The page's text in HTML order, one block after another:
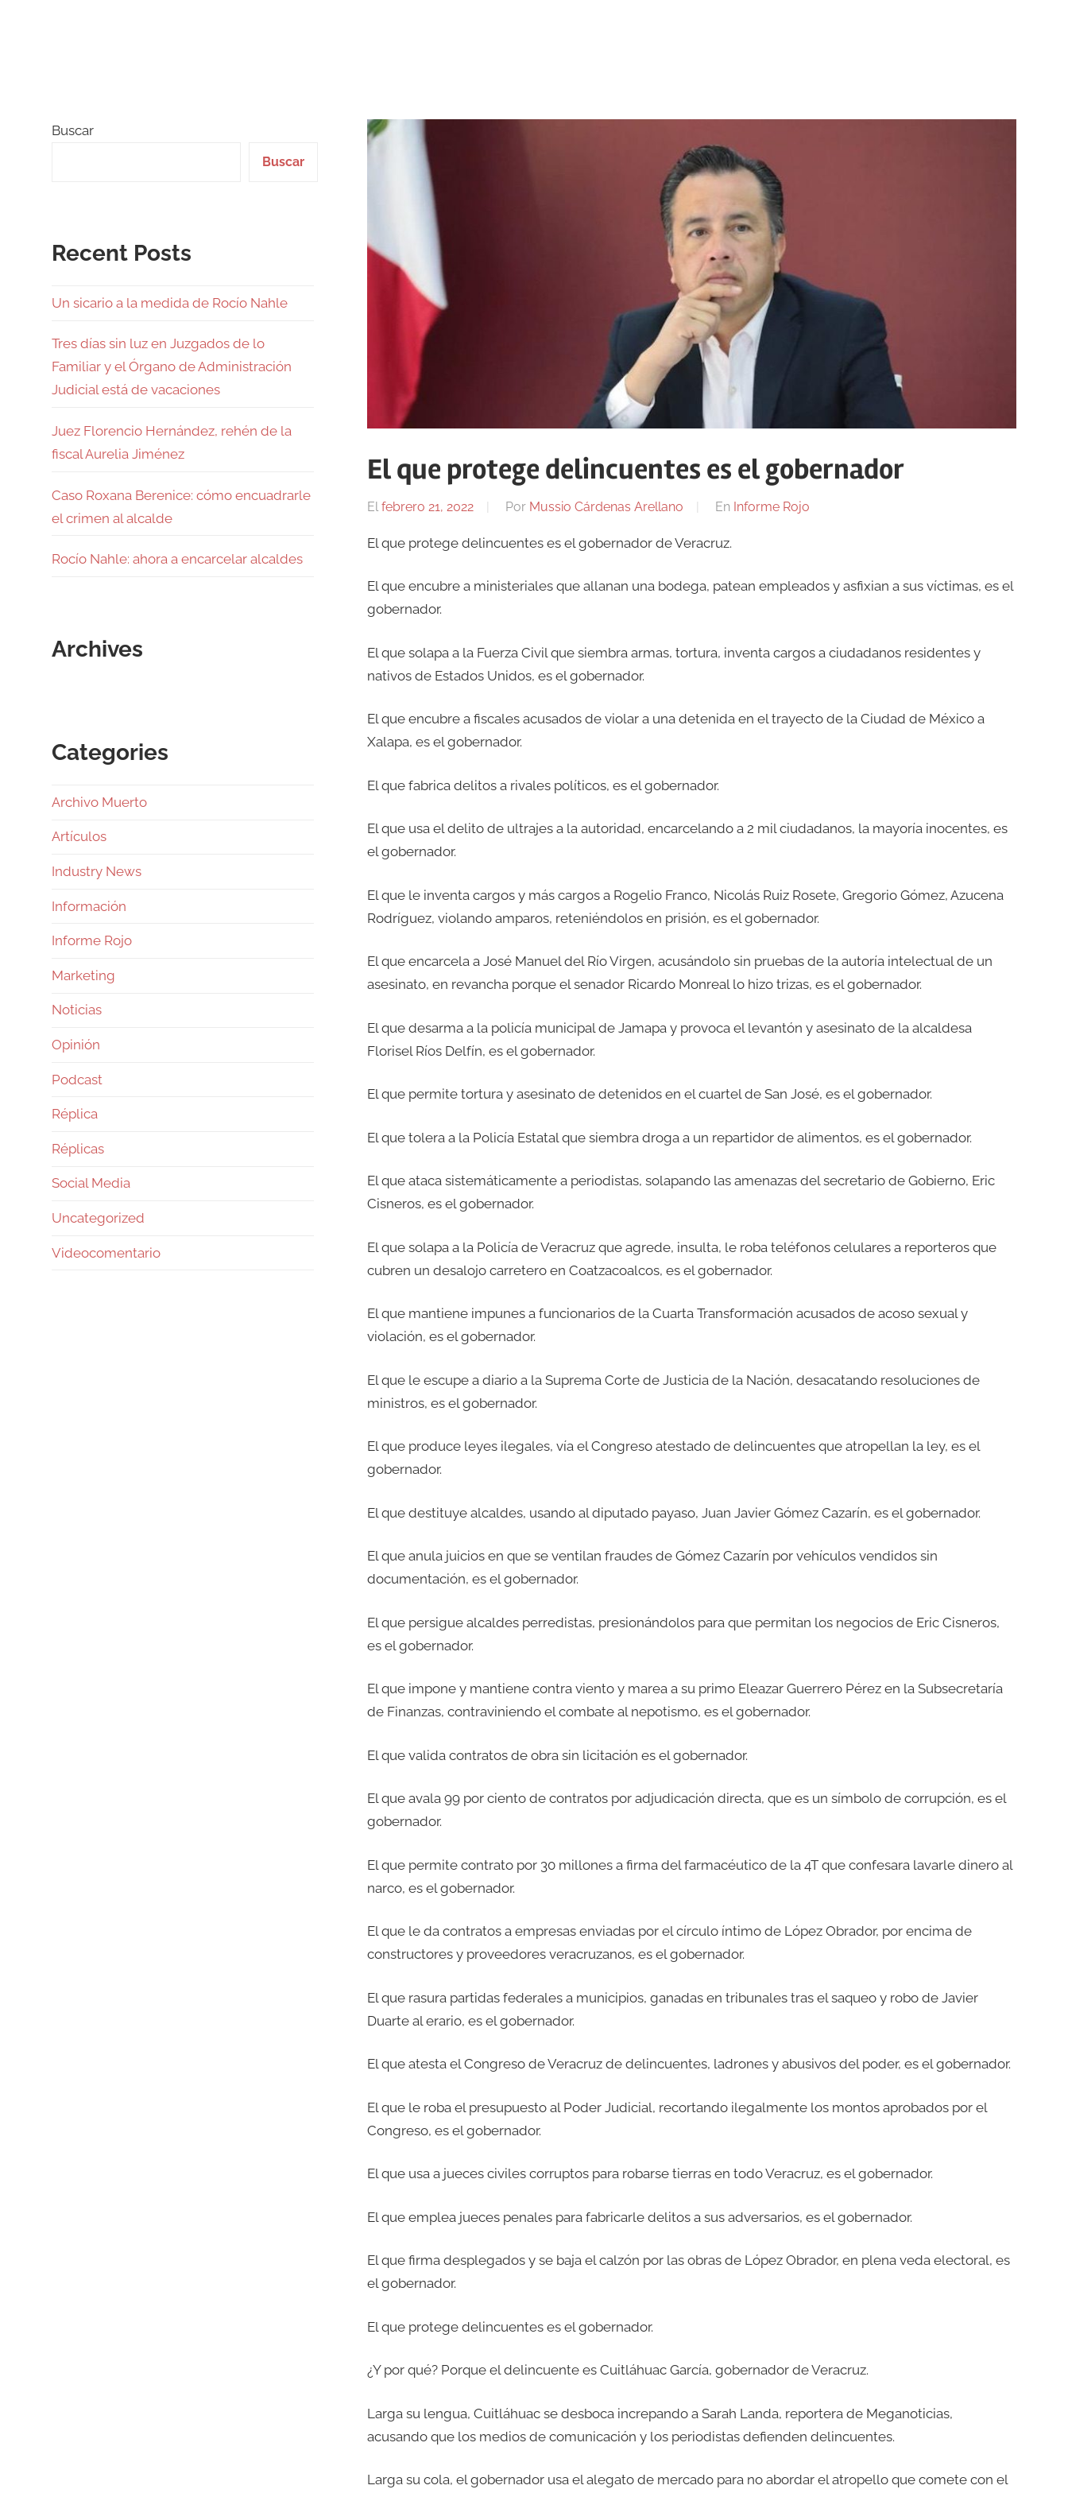
El que protege delincuentes es el gobernador
Elfebrero 21, 2022 Por Mussio Cárdenas Arellano En Informe Rojo
El que protege delincuentes es el gobernador de Veracruz.
El que encubre a ministeriales que allanan una bodega, patean empleados y asfixian a sus víctimas, es el
gobernador.
El que solapa a la Fuerza Civil que siembra armas, tortura, inventa cargos a ciudadanos residentes y
nativos de Estados Unidos, es el gobernador.
El que encubre a fiscales acusados de violar a una detenida en el trayecto de la Ciudad de México a
Xalapa, es el gobernador.
El que fabrica delitos a rivales políticos, es el gobernador.
El que usa el delito de ultrajes a la autoridad, encarcelando a 2 mil ciudadanos, la mayoría inocentes, es
el gobernador.
El que le inventa cargos y más cargos a Rogelio Franco, Nicolás Ruiz Rosete, Gregorio Gómez, Azucena
Rodríguez, violando amparos, reteniéndolos en prisión, es el gobernador.
El que encarcela a José Manuel del Río Virgen, acusándolo sin pruebas de la autoría intelectual de un
asesinato, en revancha porque el senador Ricardo Monreal lo hizo trizas, es el gobernador.
El que desarma a la policía municipal de Jamapa y provoca el levantón y asesinato de la alcaldesa
Florisel Ríos Delfín, es el gobernador.
El que permite tortura y asesinato de detenidos en el cuartel de San José, es el gobernador.
El que tolera a la Policía Estatal que siembra droga a un repartidor de alimentos, es el gobernador.
El que ataca sistemáticamente a periodistas, solapando las amenazas del secretario de Gobierno, Eric
Cisneros, es el gobernador.
El que solapa a la Policía de Veracruz que agrede, insulta, le roba teléfonos celulares a reporteros que
cubren un desalojo carretero en Coatzacoalcos, es el gobernador.
El que mantiene impunes a funcionarios de la Cuarta Transformación acusados de acoso sexual y
violación, es el gobernador.
El que le escupe a diario a la Suprema Corte de Justicia de la Nación, desacatando resoluciones de
ministros, es el gobernador.
El que produce leyes ilegales, vía el Congreso atestado de delincuentes que atropellan la ley, es el
gobernador.
El que destituye alcaldes, usando al diputado payaso, Juan Javier Gómez Cazarín, es el gobernador.
El que anula juicios en que se ventilan fraudes de Gómez Cazarín por vehículos vendidos sin
documentación, es el gobernador.
El que persigue alcaldes perredistas, presionándolos para que permitan los negocios de Eric Cisneros,
es el gobernador.
El que impone y mantiene contra viento y marea a su primo Eleazar Guerrero Pérez en la Subsecretaría
de Finanzas, contraviniendo el combate al nepotismo, es el gobernador.
El que valida contratos de obra sin licitación es el gobernador.
El que avala 99 por ciento de contratos por adjudicación directa, que es un símbolo de corrupción, es el
gobernador.
El que permite contrato por 30 millones a firma del farmacéutico de la 4T que confesara lavarle dinero al
narco, es el gobernador.
El que le da contratos a empresas enviadas por el círculo íntimo de López Obrador, por encima de
constructores y proveedores veracruzanos, es el gobernador.
El que rasura partidas federales a municipios, ganadas en tribunales tras el saqueo y robo de Javier
Duarte al erario, es el gobernador.
El que atesta el Congreso de Veracruz de delincuentes, ladrones y abusivos del poder, es el gobernador.
El que le roba el presupuesto al Poder Judicial, recortando ilegalmente los montos aprobados por el
Congreso, es el gobernador.
El que usa a jueces civiles corruptos para robarse tierras en todo Veracruz, es el gobernador.
El que emplea jueces penales para fabricarle delitos a sus adversarios, es el gobernador.
El que firma desplegados y se baja el calzón por las obras de López Obrador, en plena veda electoral, es
el gobernador.
El que protege delincuentes es el gobernador.
¿Y por qué? Porque el delincuente es Cuitláhuac García, gobernador de Veracruz.
Larga su lengua, Cuitláhuac se desboca increpando a Sarah Landa, reportera de Meganoticias,
acusando que los medios de comunicación y los periodistas defienden delincuentes.
Larga su cola, el gobernador usa el alegato de mercado para no abordar el atropello que comete con el
Buscar
Buscar
Recent Posts
Un sicario a la medida de Rocío Nahle
Tres días sin luz en Juzgados de lo
Familiar y el Órgano de Administración
Judicial está de vacaciones
Juez Florencio Hernández, rehén de la
fiscal Aurelia Jiménez
Caso Roxana Berenice: cómo encuadrarle
el crimen al alcalde
Rocío Nahle: ahora a encarcelar alcaldes
Archives
Categories
Archivo Muerto
Artículos
Industry News
Información
Informe Rojo
Marketing
Noticias
Opinión
Podcast
Réplica
Réplicas
Social Media
Uncategorized
Videocomentario